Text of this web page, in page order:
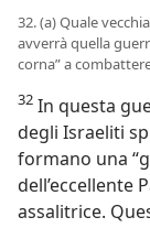
32. (a) Quale
avverrà quella
corna” a
32 In questa
degli Israeliti
formano una
dell’eccellente
assalitrice.